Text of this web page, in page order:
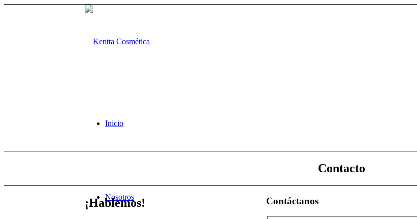
Inicio
Nosotros
Contacto
¡Hablemos! Contáctanos